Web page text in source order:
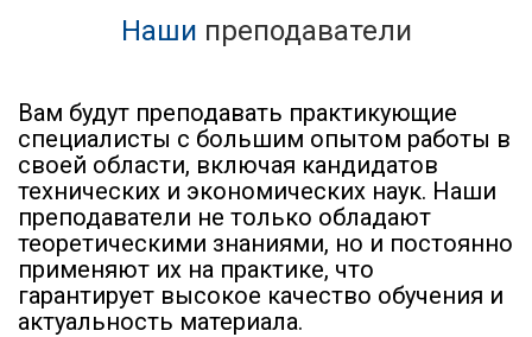
Наши преподаватели
Вам будут преподавать практикующие
специалисты с большим опытом работы в
своей области, включая кандидатов
технических и экономических наук. Наши
преподаватели не только обладают
теоретическими знаниями, но и постоянно
применяют их на практике, что
гарантирует высокое качество обучения и
актуальность материала.